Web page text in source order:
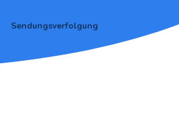
Sendungsverfolgung